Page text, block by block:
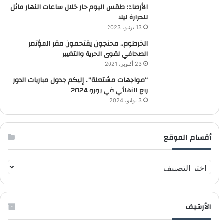
الأرصاد: طقس اليوم حار خلال ساعات النهار مائل
للحرارة ليلا
13 يونيو، 2023
الخرطوم.. محتجون يقتحمون مقر المؤتمر
الصحافي لقوى الحرية والتغيير
23 أكتوبر، 2021
“مواجهات مشتعلة”.. إليكم جدول مباريات الدور
ربع النهائي في يورو 2024
3 يوليو، 2024
أقسام الموقع
ق
س
م
الأرشيف